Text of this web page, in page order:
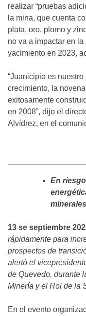
realizar “pruebas
la mina, que cuenta
plata, oro, plomo y
no va a impactar en
yacimiento en 2023,
“Juanicipio es
crecimiento, la
exitosamente
en 2008”, dijo el
Alvídrez, en el
En
minerales
13 se septiembre
rápidamente para
prospectos de
alertó el
de Quevedo, durante
Minería y el Rol de la
En el evento